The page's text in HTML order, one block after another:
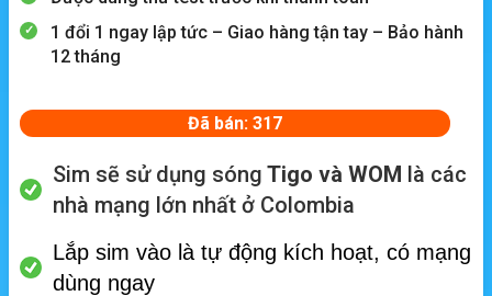
1 đổi 1 ngay lập tức – Giao hàng tận tay – Bảo hành
12 tháng
Đã bán: 317
Sim sẽ sử dụng sóng Tigo và WOM là các
nhà mạng lớn nhất ở Colombia
Lắp sim vào là tự động kích hoạt, có mạng
dùng ngay